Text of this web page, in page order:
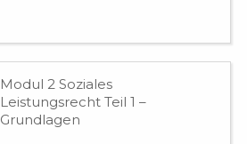
Modul 2 Soziales
Leistungsrecht Teil 1 –
Grundlagen